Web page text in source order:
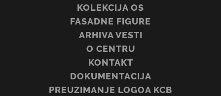
KOLEKCIJA OS
FASADNE FIGURE
ARHIVA VESTI
O CENTRU
KONTAKT
DOKUMENTACIJA
PREUZIMANJE LOGOA KCB